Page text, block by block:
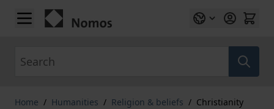
Skip to Content
Home / Humanities / Religion & beliefs / Christianity